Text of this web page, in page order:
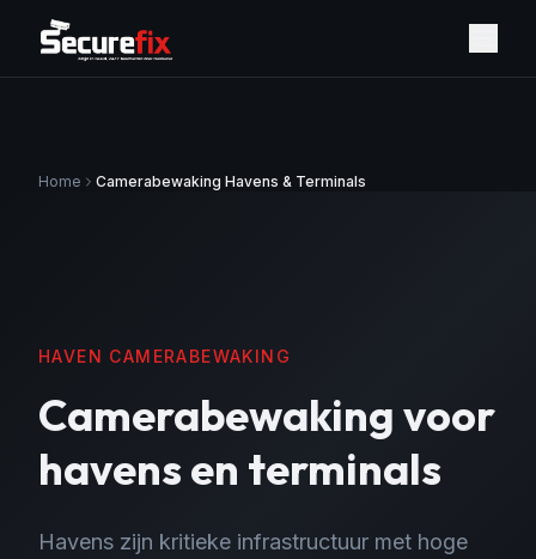
Home Camerabewaking Havens & Terminals
HAVEN CAMERABEWAKING
Camerabewaking voor
havens en terminals
Havens zijn kritieke infrastructuur met hoge